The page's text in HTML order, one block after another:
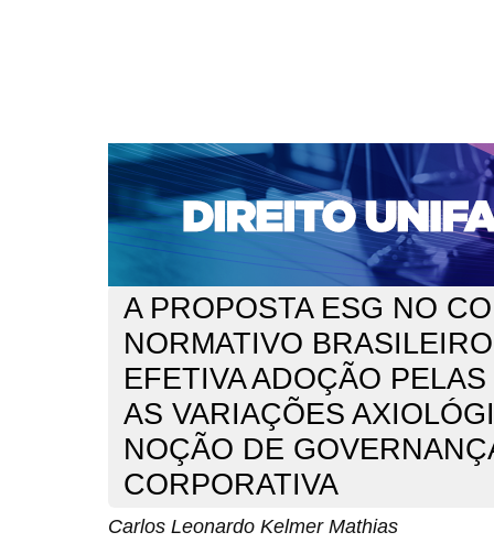
CAPA SOBRE ACESSO CADASTRO
NOTÍCIAS
EDIÇÕES DE Nº 1 A 100 WEBMAIL
Capa>n. 296 (2025) > Kelmer Mathias
A PROPOSTA ESG NO
NORMATIVO
EFETIVA ADOÇÃO
AS VARIAÇÕES
NOÇÃO DE
CORPORATIVA
Carlos Leonardo Kelmer Mathias